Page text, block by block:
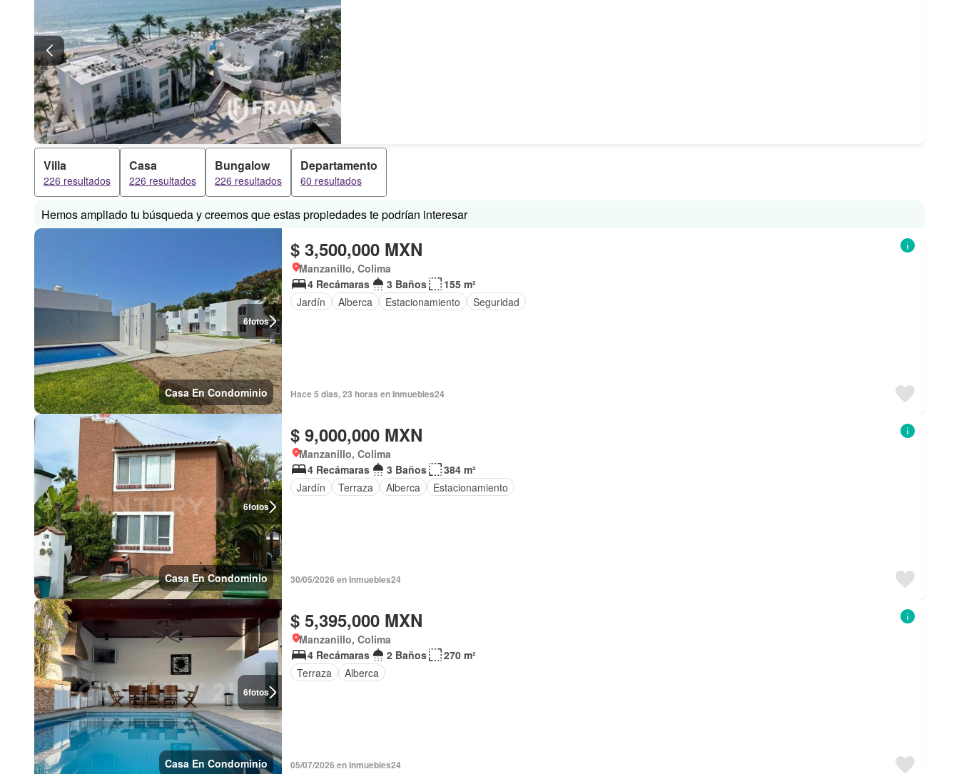
Villa
226 resultados
Casa
226 resultados
Bungalow
226 resultados
Departamento
60 resultados
Hemos ampliado tu búsqueda y creemos que estas propiedades te podrían interesar
6fotos
Casa En Condominio
$ 3,500,000 MXN
Manzanillo, Colima
4 Recámaras
3 Baños
155 m²
Jardín
Alberca Estacionamiento Seguridad
Hace 5 días, 23 horas en Inmuebles24
6fotos
Casa En Condominio
$ 9,000,000 MXN
Manzanillo, Colima
4 Recámaras
3 Baños
384 m²
Jardín
Terraza Alberca Estacionamiento
30/05/2026 en Inmuebles24
6fotos
Casa En Condominio
$ 5,395,000 MXN
Manzanillo, Colima
4 Recámaras
2 Baños
270 m²
Terraza
Alberca
05/07/2026 en Inmuebles24